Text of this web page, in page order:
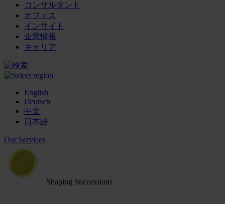
コンサルタント
オフィス
インサイト
企業情報
キャリア
English
Deutsch
中文
日本語
Our Services
Shaping Successions